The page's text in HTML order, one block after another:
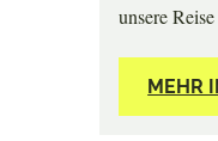
unsere
MEHR